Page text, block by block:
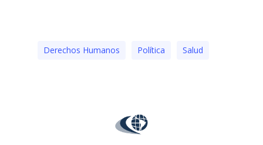
Derechos Humanos Polí­tica Salud